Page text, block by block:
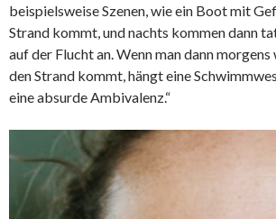
beispielsweise Szenen, wie ein Boot mit
Strand kommt, und nachts kommen dann
auf der Flucht an. Wenn man dann
den Strand kommt, hängt eine
eine absurde Ambivalenz.“